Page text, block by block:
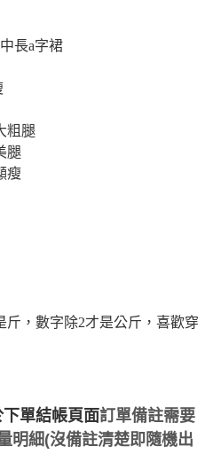
長a字裙
粗腿
腿
瘦
斤，數字除2才是公斤，喜歡穿
單結帳頁面訂單備註需要
明細(沒備註清楚即隨機出